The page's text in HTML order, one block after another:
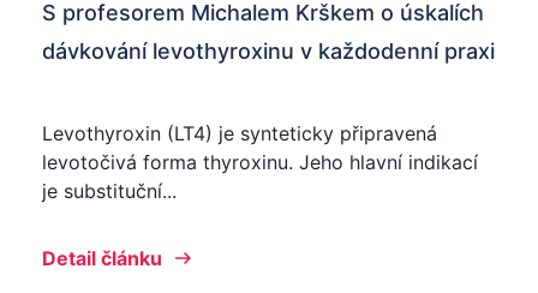
S profesorem Michalem Krškem o úskalích
dávkování levothyroxinu v každodenní praxi
Levothyroxin (LT4) je synteticky připravená
levotočivá forma thyroxinu. Jeho hlavní indikací
je substituční...
Detail článku